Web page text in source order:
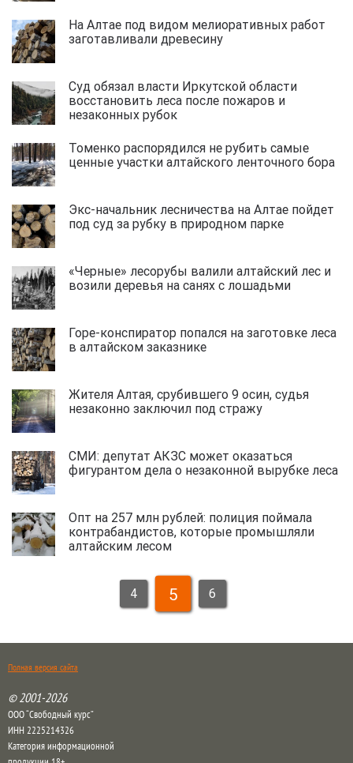
На Алтае под видом мелиоративных работ
заготавливали древесину
Суд обязал власти Иркутской области
восстановить леса после пожаров и
незаконных рубок
Томенко распорядился не рубить самые
ценные участки алтайского ленточного бора
Экс-начальник лесничества на Алтае пойдет
под суд за рубку в природном парке
«Черные» лесорубы валили алтайский лес и
возили деревья на санях с лошадьми
Горе-конспиратор попался на заготовке леса
в алтайском заказнике
Жителя Алтая, срубившего 9 осин, судья
незаконно заключил под стражу
СМИ: депутат АКЗС может оказаться
фигурантом дела о незаконной вырубке леса
Опт на 257 млн рублей: полиция поймала
контрабандистов, которые промышляли
алтайским лесом
4 5 6
Полная версия сайта
© 2001-2026
ООО “Свободный курс”
ИНН 2225214326
Категория информационной